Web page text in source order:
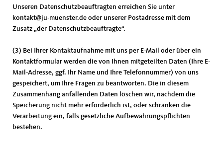
Unseren Datenschutzbeauftragten erreichen Sie unter
kontakt@ju-muenster.de oder unserer Postadresse mit dem
Zusatz „der Datenschutzbeauftragte“.
(3) Bei Ihrer Kontaktaufnahme mit uns per E-Mail oder über ein
Kontaktformular werden die von Ihnen mitgeteilten Daten (Ihre E-
Mail-Adresse, ggf. Ihr Name und Ihre Telefonnummer) von uns
gespeichert, um Ihre Fragen zu beantworten. Die in diesem
Zusammenhang anfallenden Daten löschen wir, nachdem die
Speicherung nicht mehr erforderlich ist, oder schränken die
Verarbeitung ein, falls gesetzliche Aufbewahrungspflichten
bestehen.